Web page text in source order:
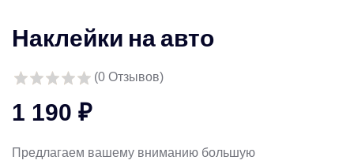
Наклейки на авто
(0 Отзывов)
1 190 ₽
Предлагаем вашему вниманию большую